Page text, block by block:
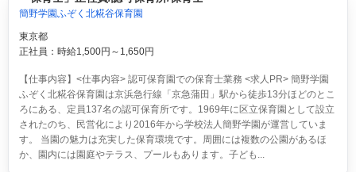
簡野学園ふぞく北糀谷保育園
東京都
正社員：時給1,500円～1,650円
【仕事内容】<仕事内容> 認可保育園での保育士業務 <求人PR> 簡野学園
ふぞく北糀谷保育園は京浜急行線「京急蒲田」駅から徒歩13分ほどのとこ
ろにある、定員137名の認可保育所です。1969年に区立保育園として設立
されたのち、民営化により2016年から学校法人簡野学園が運営していま
す。 当園の魅力は充実した保育環境です。周囲には複数の公園があるほ
か、園内には園庭やテラス、プールもあります。子ども...